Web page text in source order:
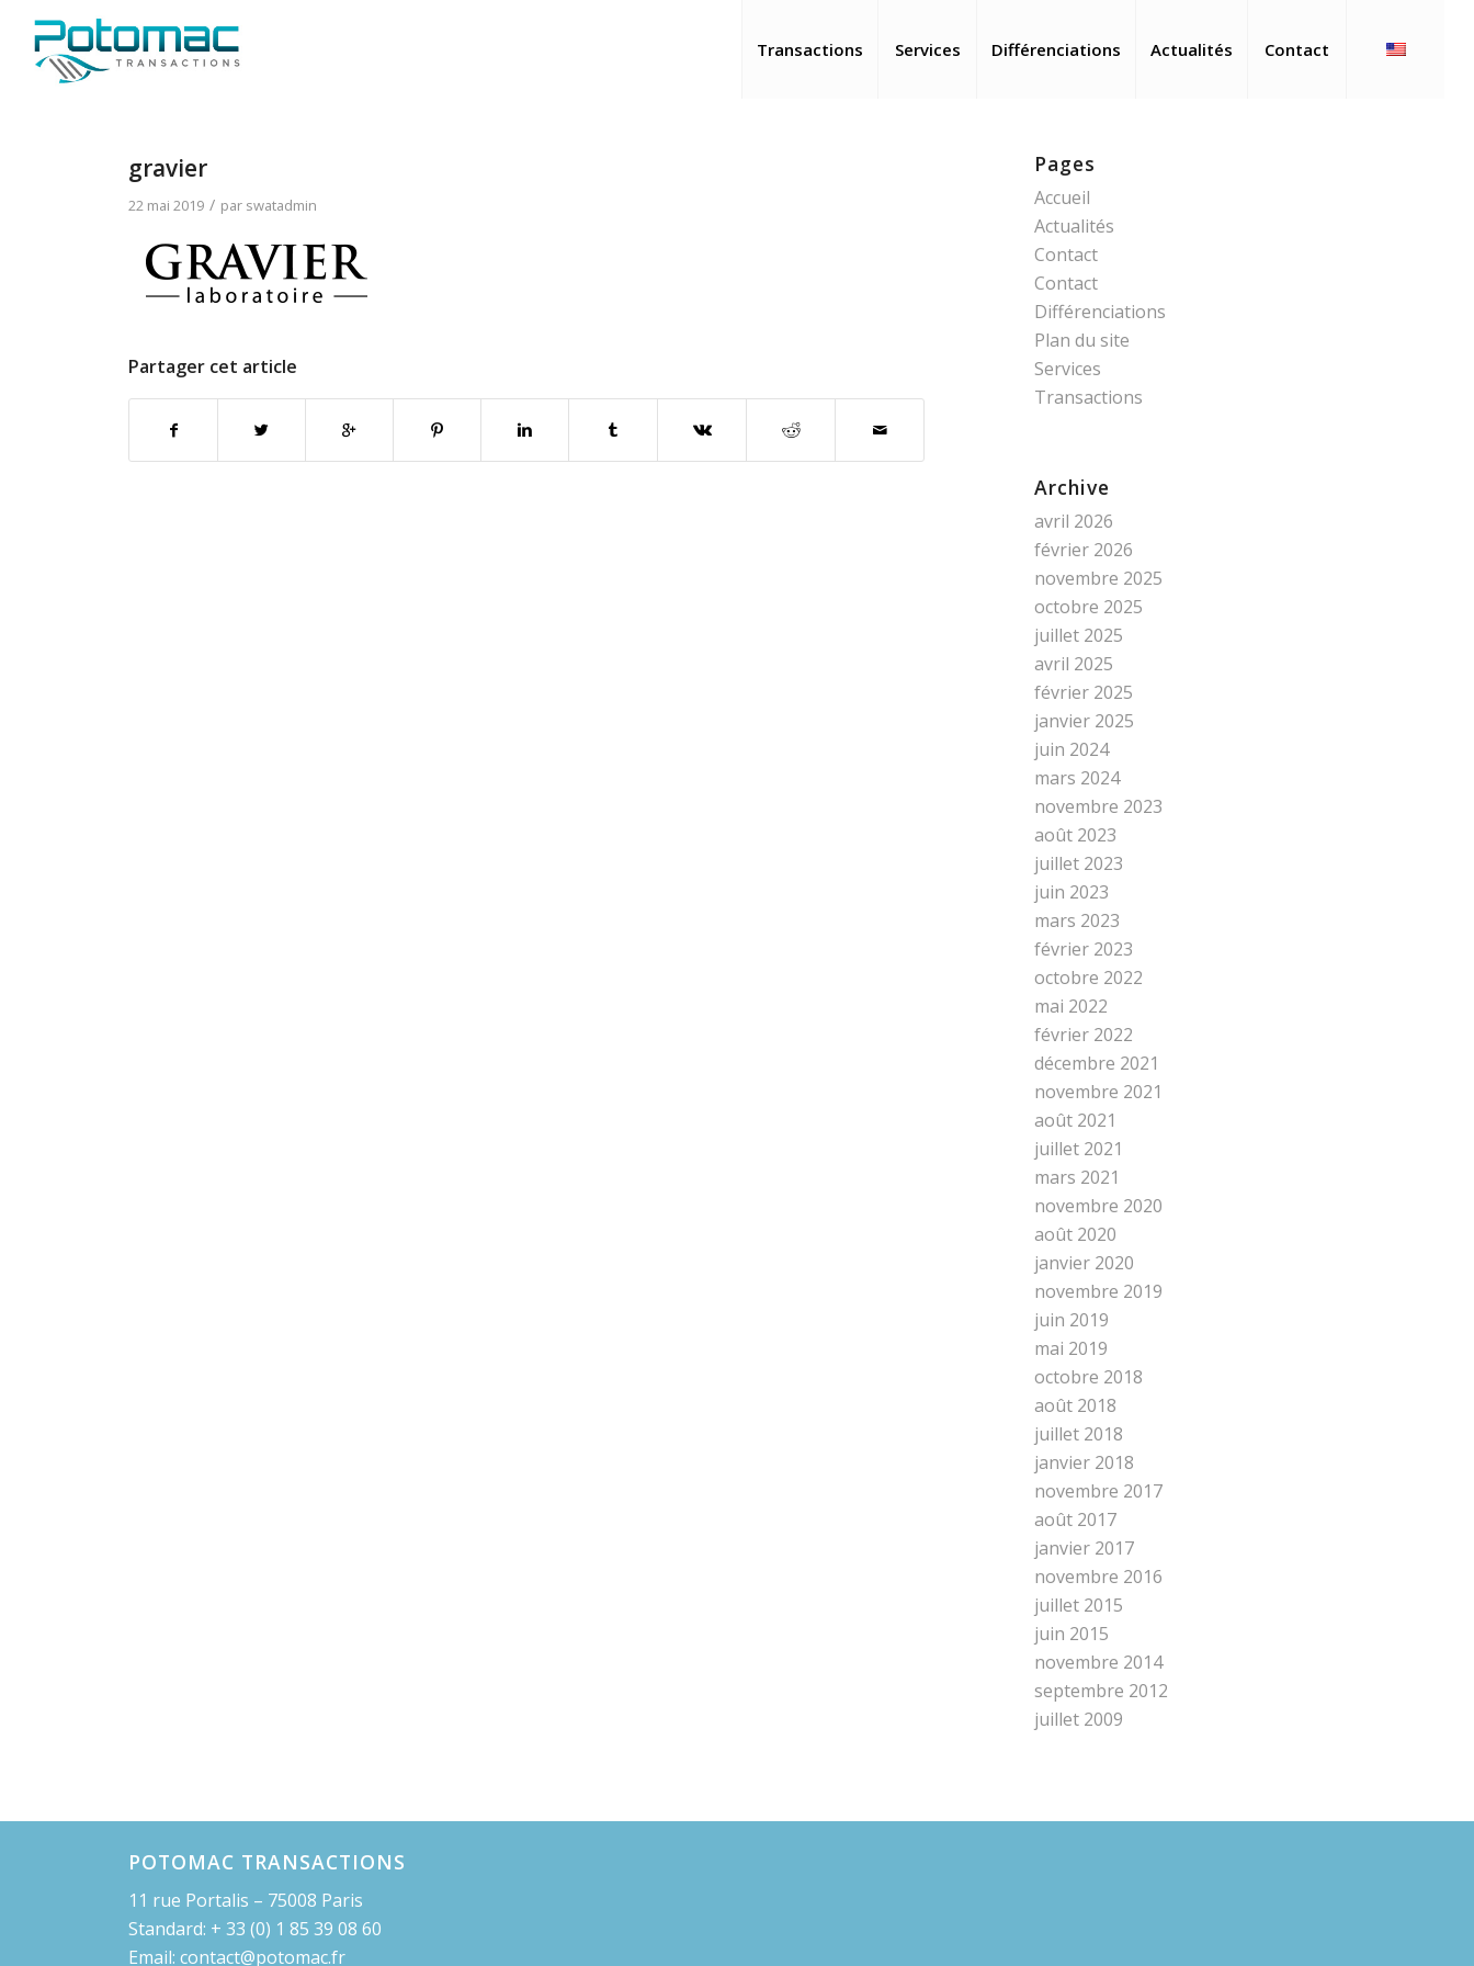
Transactions Services Différenciations Actualités Contact
gravier
22 mai 2019 / par swatadmin
Partager cet article
Pages
Accueil
Actualités
Contact
Contact
Différenciations
Plan du site
Services
Transactions
Archive
avril 2026
février 2026
novembre 2025
octobre 2025
juillet 2025
avril 2025
février 2025
janvier 2025
juin 2024
mars 2024
novembre 2023
août 2023
juillet 2023
juin 2023
mars 2023
février 2023
octobre 2022
mai 2022
février 2022
décembre 2021
novembre 2021
août 2021
juillet 2021
mars 2021
novembre 2020
août 2020
janvier 2020
novembre 2019
juin 2019
mai 2019
octobre 2018
août 2018
juillet 2018
janvier 2018
novembre 2017
août 2017
janvier 2017
novembre 2016
juillet 2015
juin 2015
novembre 2014
septembre 2012
juillet 2009
POTOMAC TRANSACTIONS
11 rue Portalis – 75008 Paris
Standard: + 33 (0) 1 85 39 08 60
Email: contact@potomac.fr